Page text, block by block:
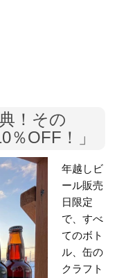
！その
OFF！」
年越しビ
ール販売
日限定
で、すべ
てのボト
ル、缶の
クラフト